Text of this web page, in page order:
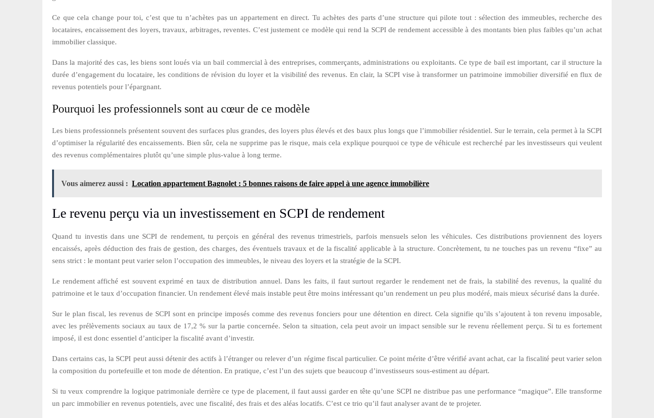
Ce que cela change pour toi, c’est que tu n’achètes pas un appartement en direct. Tu achètes des parts d’une structure qui pilote tout : sélection des immeubles, recherche des
locataires, encaissement des loyers, travaux, arbitrages, reventes. C’est justement ce modèle qui rend la SCPI de rendement accessible à des montants bien plus faibles qu’un achat
immobilier classique.
Dans la majorité des cas, les biens sont loués via un bail commercial à des entreprises, commerçants, administrations ou exploitants. Ce type de bail est important, car il structure la
durée d’engagement du locataire, les conditions de révision du loyer et la visibilité des revenus. En clair, la SCPI vise à transformer un patrimoine immobilier diversifié en flux de
revenus potentiels pour l’épargnant.
Pourquoi les professionnels sont au cœur de ce modèle
Les biens professionnels présentent souvent des surfaces plus grandes, des loyers plus élevés et des baux plus longs que l’immobilier résidentiel. Sur le terrain, cela permet à la SCPI
d’optimiser la régularité des encaissements. Bien sûr, cela ne supprime pas le risque, mais cela explique pourquoi ce type de véhicule est recherché par les investisseurs qui veulent
des revenus complémentaires plutôt qu’une simple plus-value à long terme.
Vous aimerez aussi : Location appartement Bagnolet : 5 bonnes raisons de faire appel à une agence immobilière
Le revenu perçu via un investissement en SCPI de rendement
Quand tu investis dans une SCPI de rendement, tu perçois en général des revenus trimestriels, parfois mensuels selon les véhicules. Ces distributions proviennent des loyers
encaissés, après déduction des frais de gestion, des charges, des éventuels travaux et de la fiscalité applicable à la structure. Concrètement, tu ne touches pas un revenu “fixe” au
sens strict : le montant peut varier selon l’occupation des immeubles, le niveau des loyers et la stratégie de la SCPI.
Le rendement affiché est souvent exprimé en taux de distribution annuel. Dans les faits, il faut surtout regarder le rendement net de frais, la stabilité des revenus, la qualité du
patrimoine et le taux d’occupation financier. Un rendement élevé mais instable peut être moins intéressant qu’un rendement un peu plus modéré, mais mieux sécurisé dans la durée.
Sur le plan fiscal, les revenus de SCPI sont en principe imposés comme des revenus fonciers pour une détention en direct. Cela signifie qu’ils s’ajoutent à ton revenu imposable,
avec les prélèvements sociaux au taux de 17,2 % sur la partie concernée. Selon ta situation, cela peut avoir un impact sensible sur le revenu réellement perçu. Si tu es fortement
imposé, il est donc essentiel d’anticiper la fiscalité avant d’investir.
Dans certains cas, la SCPI peut aussi détenir des actifs à l’étranger ou relever d’un régime fiscal particulier. Ce point mérite d’être vérifié avant achat, car la fiscalité peut varier selon
la composition du portefeuille et ton mode de détention. En pratique, c’est l’un des sujets que beaucoup d’investisseurs sous-estiment au départ.
Si tu veux comprendre la logique patrimoniale derrière ce type de placement, il faut aussi garder en tête qu’une SCPI ne distribue pas une performance “magique”. Elle transforme
un parc immobilier en revenus potentiels, avec une fiscalité, des frais et des aléas locatifs. C’est ce trio qu’il faut analyser avant de te projeter.